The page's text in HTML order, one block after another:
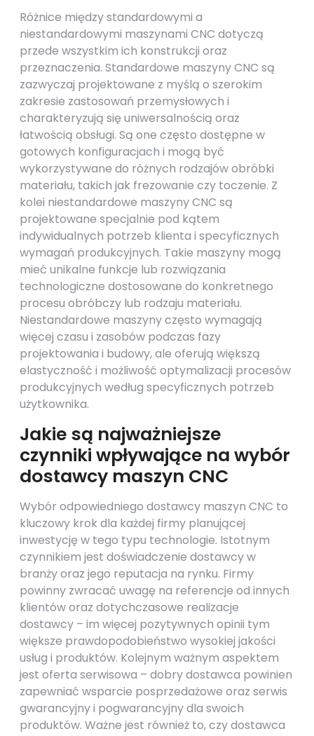
Różnice między standardowymi a
niestandardowymi maszynami CNC dotyczą
przede wszystkim ich konstrukcji oraz
przeznaczenia. Standardowe maszyny CNC są
zazwyczaj projektowane z myślą o szerokim
zakresie zastosowań przemysłowych i
charakteryzują się uniwersalnością oraz
łatwością obsługi. Są one często dostępne w
gotowych konfiguracjach i mogą być
wykorzystywane do różnych rodzajów obróbki
materiału, takich jak frezowanie czy toczenie. Z
kolei niestandardowe maszyny CNC są
projektowane specjalnie pod kątem
indywidualnych potrzeb klienta i specyficznych
wymagań produkcyjnych. Takie maszyny mogą
mieć unikalne funkcje lub rozwiązania
technologiczne dostosowane do konkretnego
procesu obróbczy lub rodzaju materiału.
Niestandardowe maszyny często wymagają
więcej czasu i zasobów podczas fazy
projektowania i budowy, ale oferują większą
elastyczność i możliwość optymalizacji procesów
produkcyjnych według specyficznych potrzeb
użytkownika.
Jakie są najważniejsze
czynniki wpływające na wybór
dostawcy maszyn CNC
Wybór odpowiedniego dostawcy maszyn CNC to
kluczowy krok dla każdej firmy planującej
inwestycję w tego typu technologie. Istotnym
czynnikiem jest doświadczenie dostawcy w
branży oraz jego reputacja na rynku. Firmy
powinny zwracać uwagę na referencje od innych
klientów oraz dotychczasowe realizacje
dostawcy – im więcej pozytywnych opinii tym
większe prawdopodobieństwo wysokiej jakości
usług i produktów. Kolejnym ważnym aspektem
jest oferta serwisowa – dobry dostawca powinien
zapewniać wsparcie posprzedażowe oraz serwis
gwarancyjny i pogwarancyjny dla swoich
produktów. Ważne jest również to, czy dostawca